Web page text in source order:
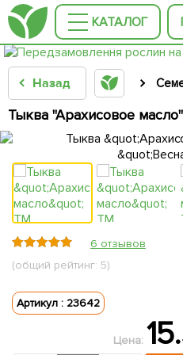
КАТАЛОГ
Назад
Тыква "Арахисовое
6 отзывов
(общий рейтинг: 5)
Артикул : 23642
Цена: